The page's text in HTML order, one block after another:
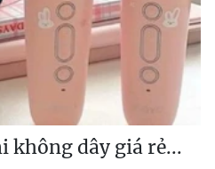
không dây giá rẻ...